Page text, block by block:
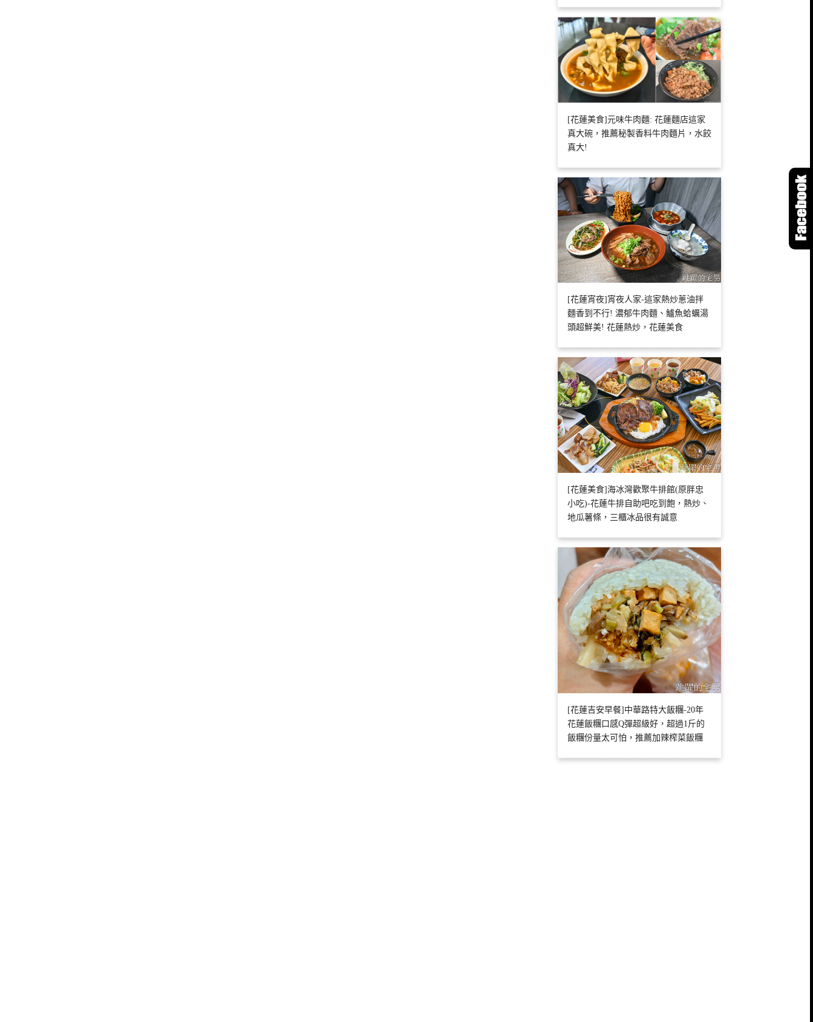
[花蓮美食]元味牛肉麵: 花蓮麵店這家
真大碗，推薦秘製香料牛肉麵片，水餃
真大!
[花蓮宵夜]宵夜人家-這家熱炒蔥油拌
麵香到不行! 濃郁牛肉麵、鱸魚蛤蠣湯
頭超鮮美! 花蓮熱炒，花蓮美食
[花蓮美食]海冰灣歡聚牛排館(原胖忠
小吃)-花蓮牛排自助吧吃到飽，熱炒、
地瓜薯條，三櫃冰品很有誠意
[花蓮吉安早餐]中華路特大飯糰-20年
花蓮飯糰口感Q彈超級好，超過1斤的
飯糰份量太可怕，推薦加辣榨菜飯糰